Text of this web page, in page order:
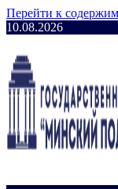
Перейти к
10.08.2026